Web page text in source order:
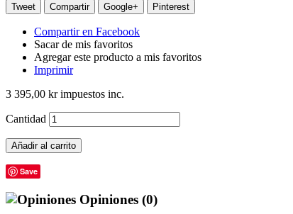
Tweet Compartir Google+ Pinterest
Compartir en Facebook
Sacar de mis favoritos
Agregar este producto a mis favoritos
Imprimir
3 395,00 krimpuestos inc.
Cantidad
Añadir al carrito
Save
Opiniones (0)